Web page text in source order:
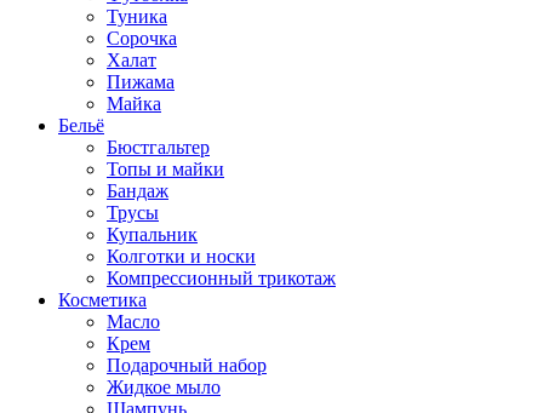
Туника
Сорочка
Халат
Пижама
Майка
Бельё
Бюстгальтер
Топы и майки
Бандаж
Трусы
Купальник
Колготки и носки
Компрессионный трикотаж
Косметика
Масло
Крем
Подарочный набор
Жидкое мыло
Шампунь